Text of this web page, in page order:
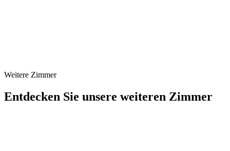
Weitere Zimmer
Entdecken Sie unsere weiteren Zimmer